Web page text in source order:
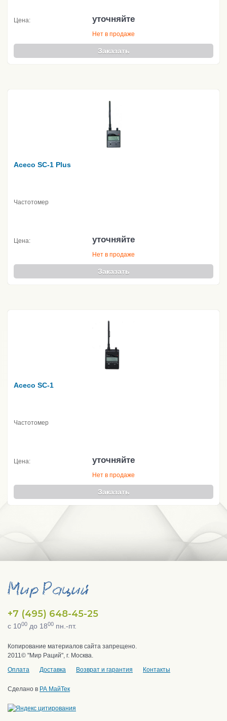
Цена: уточняйте
Нет в продаже
Заказать
Aceco SC-1 Plus
Частотомер
Цена: уточняйте
Нет в продаже
Заказать
Aceco SC-1
Частотомер
Цена: уточняйте
Нет в продаже
Заказать
+7 (495) 648-45-25
с 1000 до 1800 пн.-пт.
Копирование материалов сайта запрещено.
2011© "Мир Раций", г. Москва.
Оплата
Доставка Возврат и гарантия Контакты
Сделано в РА МайТек